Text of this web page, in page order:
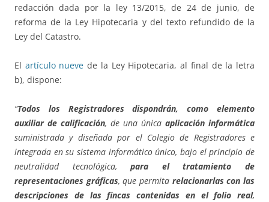
redacción dada por la ley 13/2015, de 24 de junio, de
reforma de la Ley Hipotecaria y del texto refundido de la
Ley del Catastro.
El artículo nueve de la Ley Hipotecaria, al final de la letra
b), dispone:
“Todos los Registradores dispondrán, como elemento
auxiliar de calificación, de una única aplicación informática
suministrada y diseñada por el Colegio de Registradores e
integrada en su sistema informático único, bajo el principio de
neutralidad tecnológica,para el tratamiento de
representaciones gráficas, que permita relacionarlas con las
descripciones de las fincas contenidas en el folio real,